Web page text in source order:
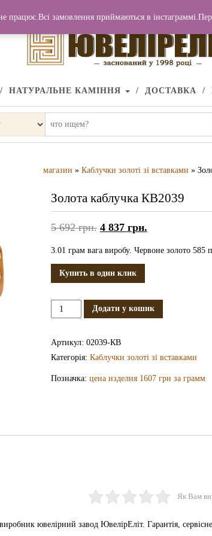
НАТУРАЛЬНЕ КАМІННЯ ДОСТАВКА
магазин » Каблучки золоті зі вставками »
Золота каблучка КВ2039
5 692грн. 4 837 грн.
3.01 грам вага виробу. Червоне золото 585
Купить в один клик
Золота
каблучка
Додати у кошик
Артикул: 02039-КВ
Категорія: Каблучки золоті зі вставками
Позначка: цена изделия 1607 грн за грамм
Як Вам
ювелірний завод ЮвелірЕліт. Гарантія,
працює.Всі замовлення приймаються в